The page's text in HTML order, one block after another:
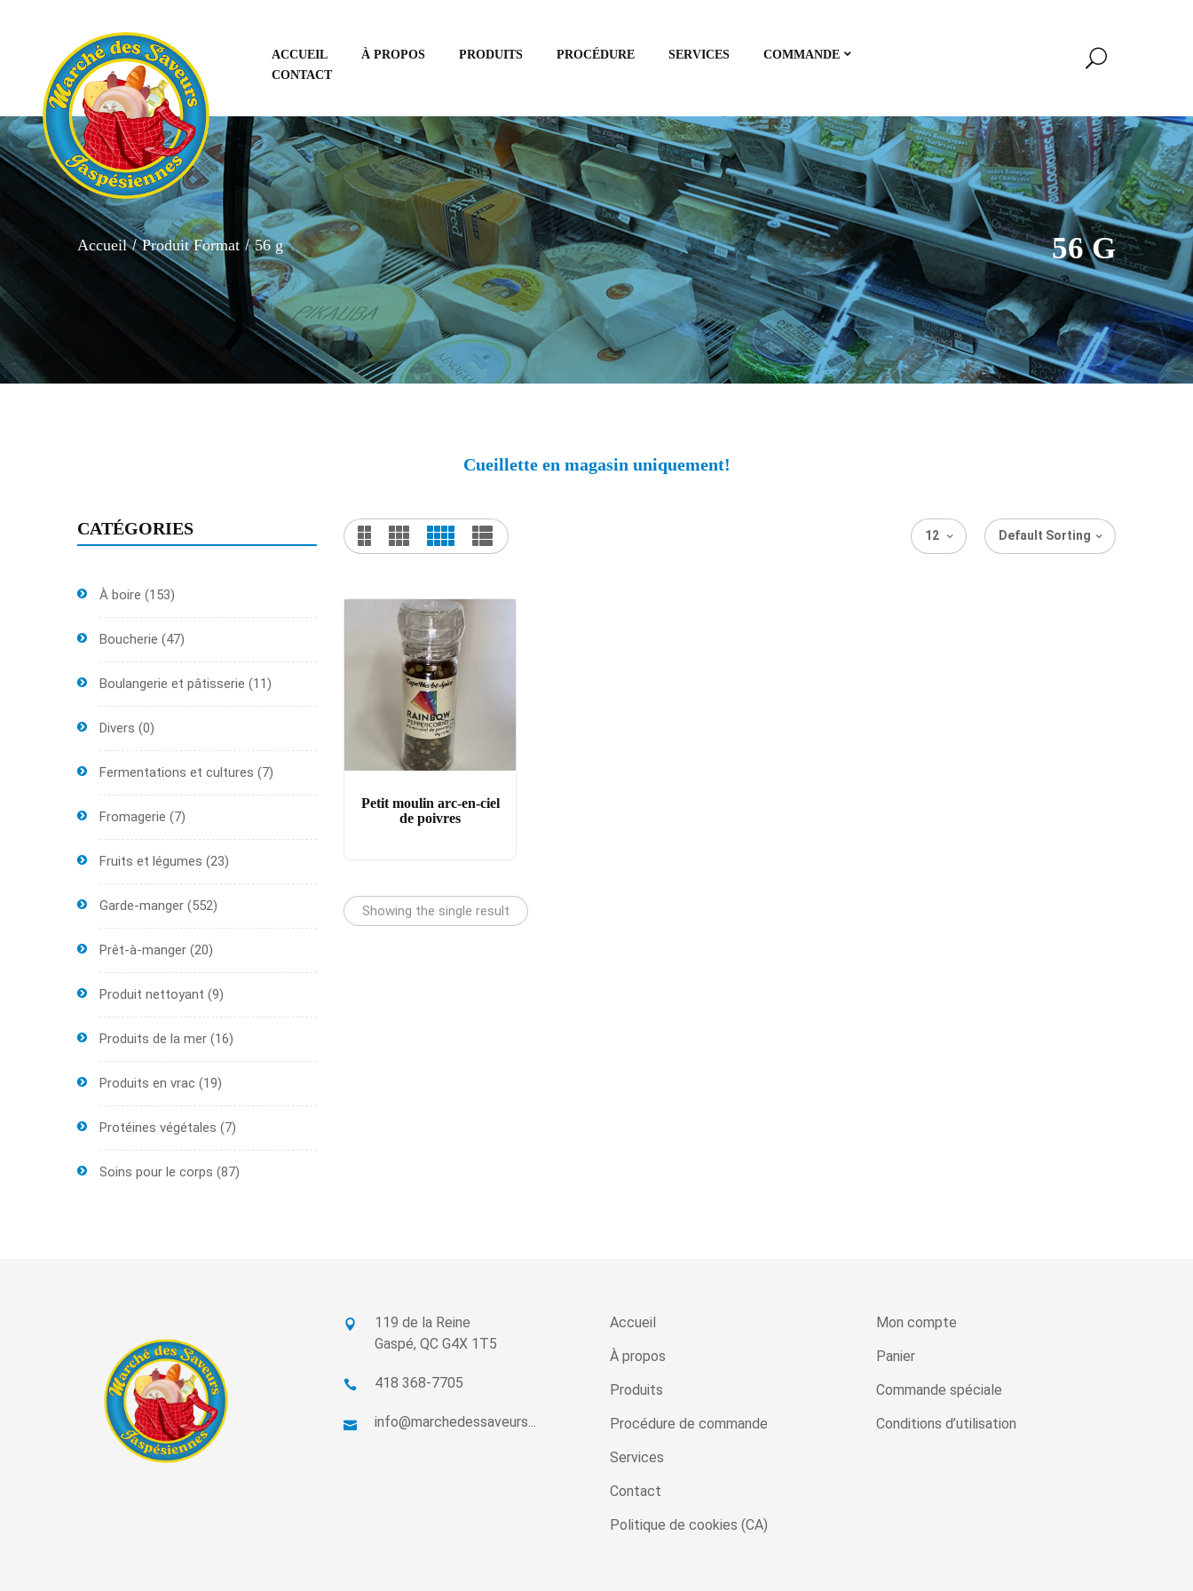
ACCUEIL À PROPOS PRODUITS PROCÉDURE SERVICES
COMMANDE
CONTACT
56 G
Accueil Produit Format 56 g
Cueillette en magasin uniquement!
CATÉGORIES
À boire (153)
Boucherie (47)
Boulangerie et pâtisserie (11)
Divers (0)
Fermentations et cultures (7)
Fromagerie (7)
Fruits et légumes (23)
Garde-manger (552)
Prêt-à-manger (20)
Produit nettoyant (9)
Produits de la mer (16)
Produits en vrac (19)
Protéines végétales (7)
Soins pour le corps (87)
Default Sorting
12
Petit moulin arc-en-ciel
de poivres
Showing the single result
119 de la Reine
Gaspé, QC G4X 1T5
418 368-7705
info@marchedessaveurs...
Accueil
À propos
Produits
Procédure de commande
Services
Contact
Politique de cookies (CA)
Mon compte
Panier
Commande spéciale
Conditions d’utilisation